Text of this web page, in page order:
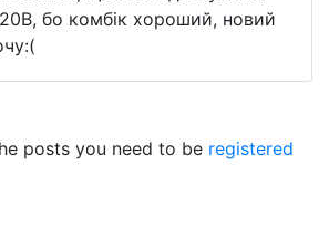
бо комбік хороший, новий
posts you need to be registered